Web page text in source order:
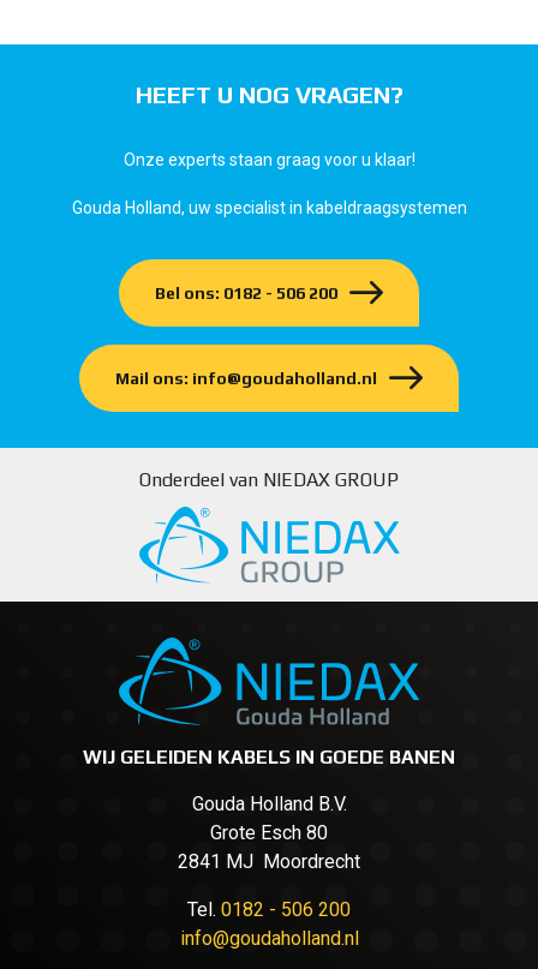
HEEFT U NOG VRAGEN?
Onze experts staan graag voor u klaar!
Gouda Holland, uw specialist in kabeldraagsystemen
Bel ons: 0182 - 506 200
Mail ons: info@goudaholland.nl
Onderdeel van NIEDAX GROUP
WIJ GELEIDEN KABELS IN GOEDE BANEN
Gouda Holland B.V.
Grote Esch 80
2841 MJ Moordrecht
Tel. 0182 - 506 200
info@goudaholland.nl